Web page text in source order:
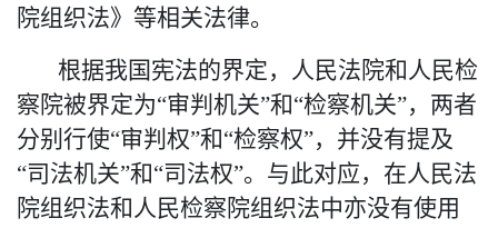
院组织法》等相关法律。
根据我国宪法的界定，人民法院和人民检
察院被界定为“审判机关”和“检察机关”，两者
分别行使“审判权”和“检察权”，并没有提及
“司法机关”和“司法权”。与此对应，在人民法
院组织法和人民检察院组织法中亦没有使用